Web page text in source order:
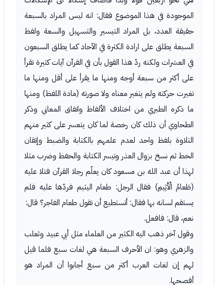
الموجودة في هذا الموضوع فقال: انه ليس المراد بالسبعة
حقيقة العدد، بل المراد التيسير والتسهيل والسعة ولفظ
السبعة يطلق على ارادة الكثرة في الآحاد كما يطلق السبعون
في العشرات ولكنه ردّ هذا القول بأن في القرآن آيات كثيرة تقرأ
على أكثر من سبعة أوجه ومنها ما يقرأ على أقل ومنها ما
تغيرت حركته ولم يتغير معناه ولا صورته (مادة اللفظ) ومنها
ما ذكره الطبري من اختلاف الألفاظ واتفاق المعاني وذكر
الطحاوي أن ذلك كان رخصة لما كان يتعسر على كثير منهم
التلاوة بلفظ واحد لعدم علمهم بالكتابة والضبط وإتقان
الخط ثم نسخ بزوال العذر وتيسر الكتابة والحفظ وضرب مثلا
لهذا أن عبد الله بن مسعود كان يعلّم رجلا القرآن فتلا عليه
(طَعامُ الْأَثِيمِ) فقال الرجل: طعام اليثيم فردّها عليه فلم
يستقم لسانه بها فقال: أتستطيع أن تقول طعام الفاجر؟ قال:
نعم، قال: فافعل.
وقول آخر ذهب اليه الكثير من العلماء مثل أبي عبيد وثعلب
والزهري وهو: ان الأحرف السبعة هي لغات سبع فلما قيل
لهم إن لغات العرب أكثر من سبع أجابوا أن المراد هو
أفصحها.